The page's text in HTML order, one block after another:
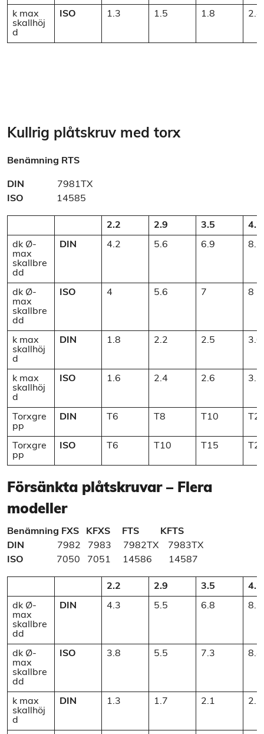
k max
skallhöj
d
ISO 1.3 1.5 1.8 2.4
Kullrig plåtskruv med torx
Benämning RTS
DIN
7981TX
ISO
14585
2.2 2.9 3.5 4.2
dk Ø-
max
skallbre
dd
DIN 4.2 5.6 6.9 8.2
dk Ø-
max
skallbre
dd
ISO 4 5.6 7 8
k max
skallhöj
d
DIN 1.8 2.2 2.5
k max
skallhöj
d
ISO 1.6 2.4 2.6 3.1
Torxgre
pp
DIN T6 T8 T10
Torxgre
pp
ISO T6 T10 T15
Försänkta plåtskruvar – Flera
modeller
Benämning FXS KFXS FTS KFTS
DIN
7982 7983 7982TX 7983TX
ISO
7050 7051 14586 14587
2.2 2.9 3.5 4.2
dk Ø-
max
skallbre
dd
DIN 4.3 5.5 6.8 8.1
dk Ø-
max
skallbre
dd
ISO 3.8 5.5 7.3 8.4
k max
skallhöj
d
DIN 1.3 1.7 2.1 2.5